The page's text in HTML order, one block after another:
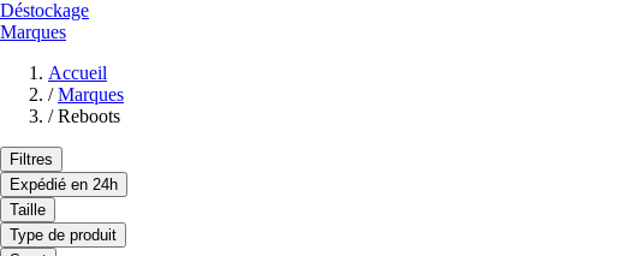
Déstockage
Marques
Accueil
/ Marques
/ Reboots
Filtres
Expédié en 24h
Taille
Type de produit